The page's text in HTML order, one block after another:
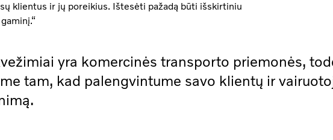
klientus ir jų poreikius. Ištesėti pažadą būti išskirtiniu
yra komercinės transporto priemonės,
tam, kad palengvintume savo klientų ir